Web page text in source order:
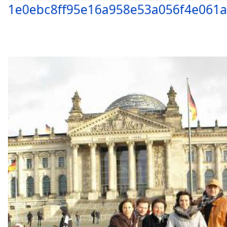
1e0ebc8ff95e16a958e53a056f4e061a